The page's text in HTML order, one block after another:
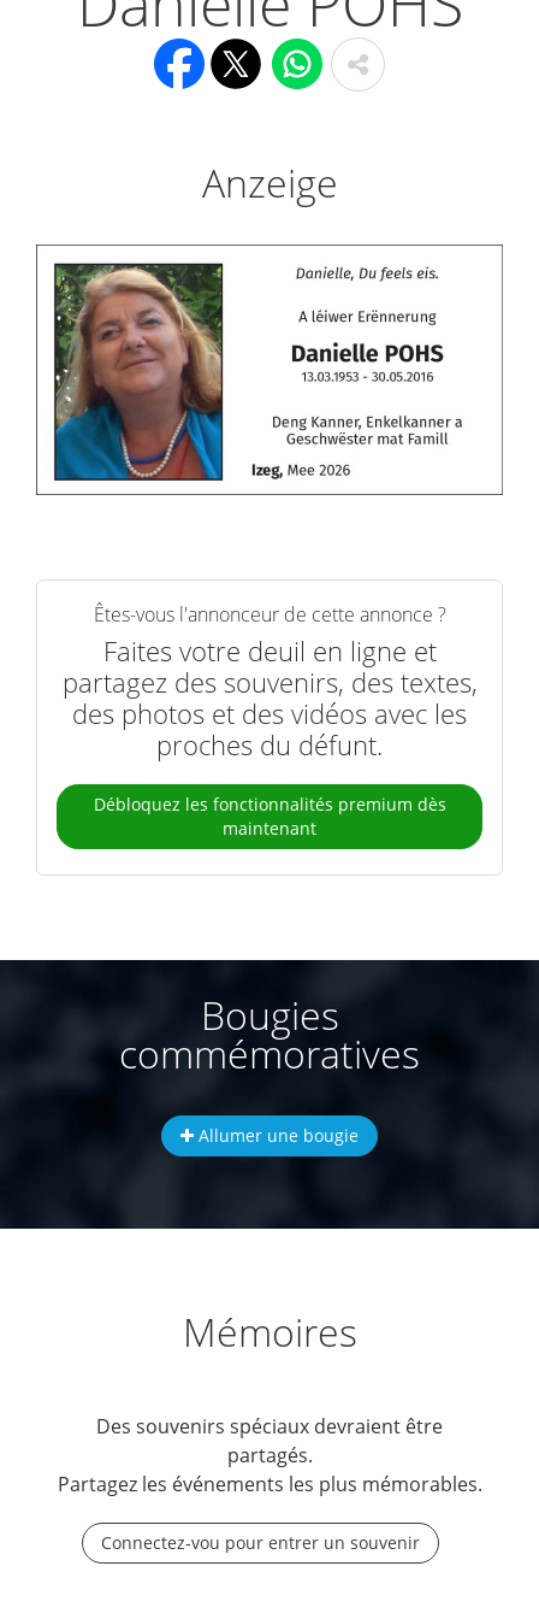
Anzeige
Êtes-vous l'annonceur de cette annonce ?
Faites votre deuil en ligne et
partagez des souvenirs, des textes,
des photos et des vidéos avec les
proches du défunt.
Débloquez les fonctionnalités premium dès
maintenant
Bougies
commémoratives
Allumer une bougie
Mémoires
Des souvenirs spéciaux devraient être
partagés.
Partagez les événements les plus mémorables.
Connectez-vou pour entrer un souvenir